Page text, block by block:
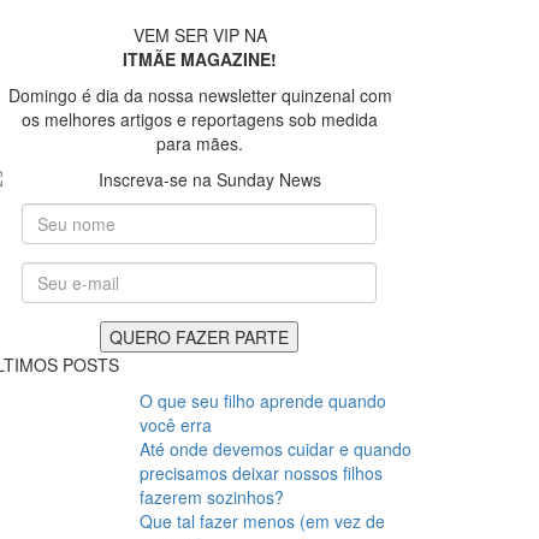
VEM SER VIP NA
ITMÃE MAGAZINE!
Domingo é dia da nossa newsletter quinzenal com
os melhores artigos e reportagens sob medida
para mães.
POSTS
O que seu filho aprende quando
você erra
Até onde devemos cuidar e quando
precisamos deixar nossos filhos
fazerem sozinhos?
Que tal fazer menos (em vez de